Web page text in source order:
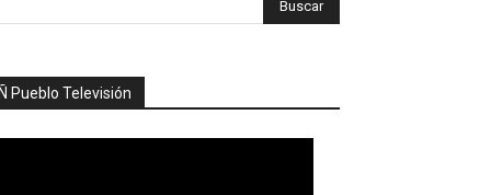
Ñ Pueblo Televisión